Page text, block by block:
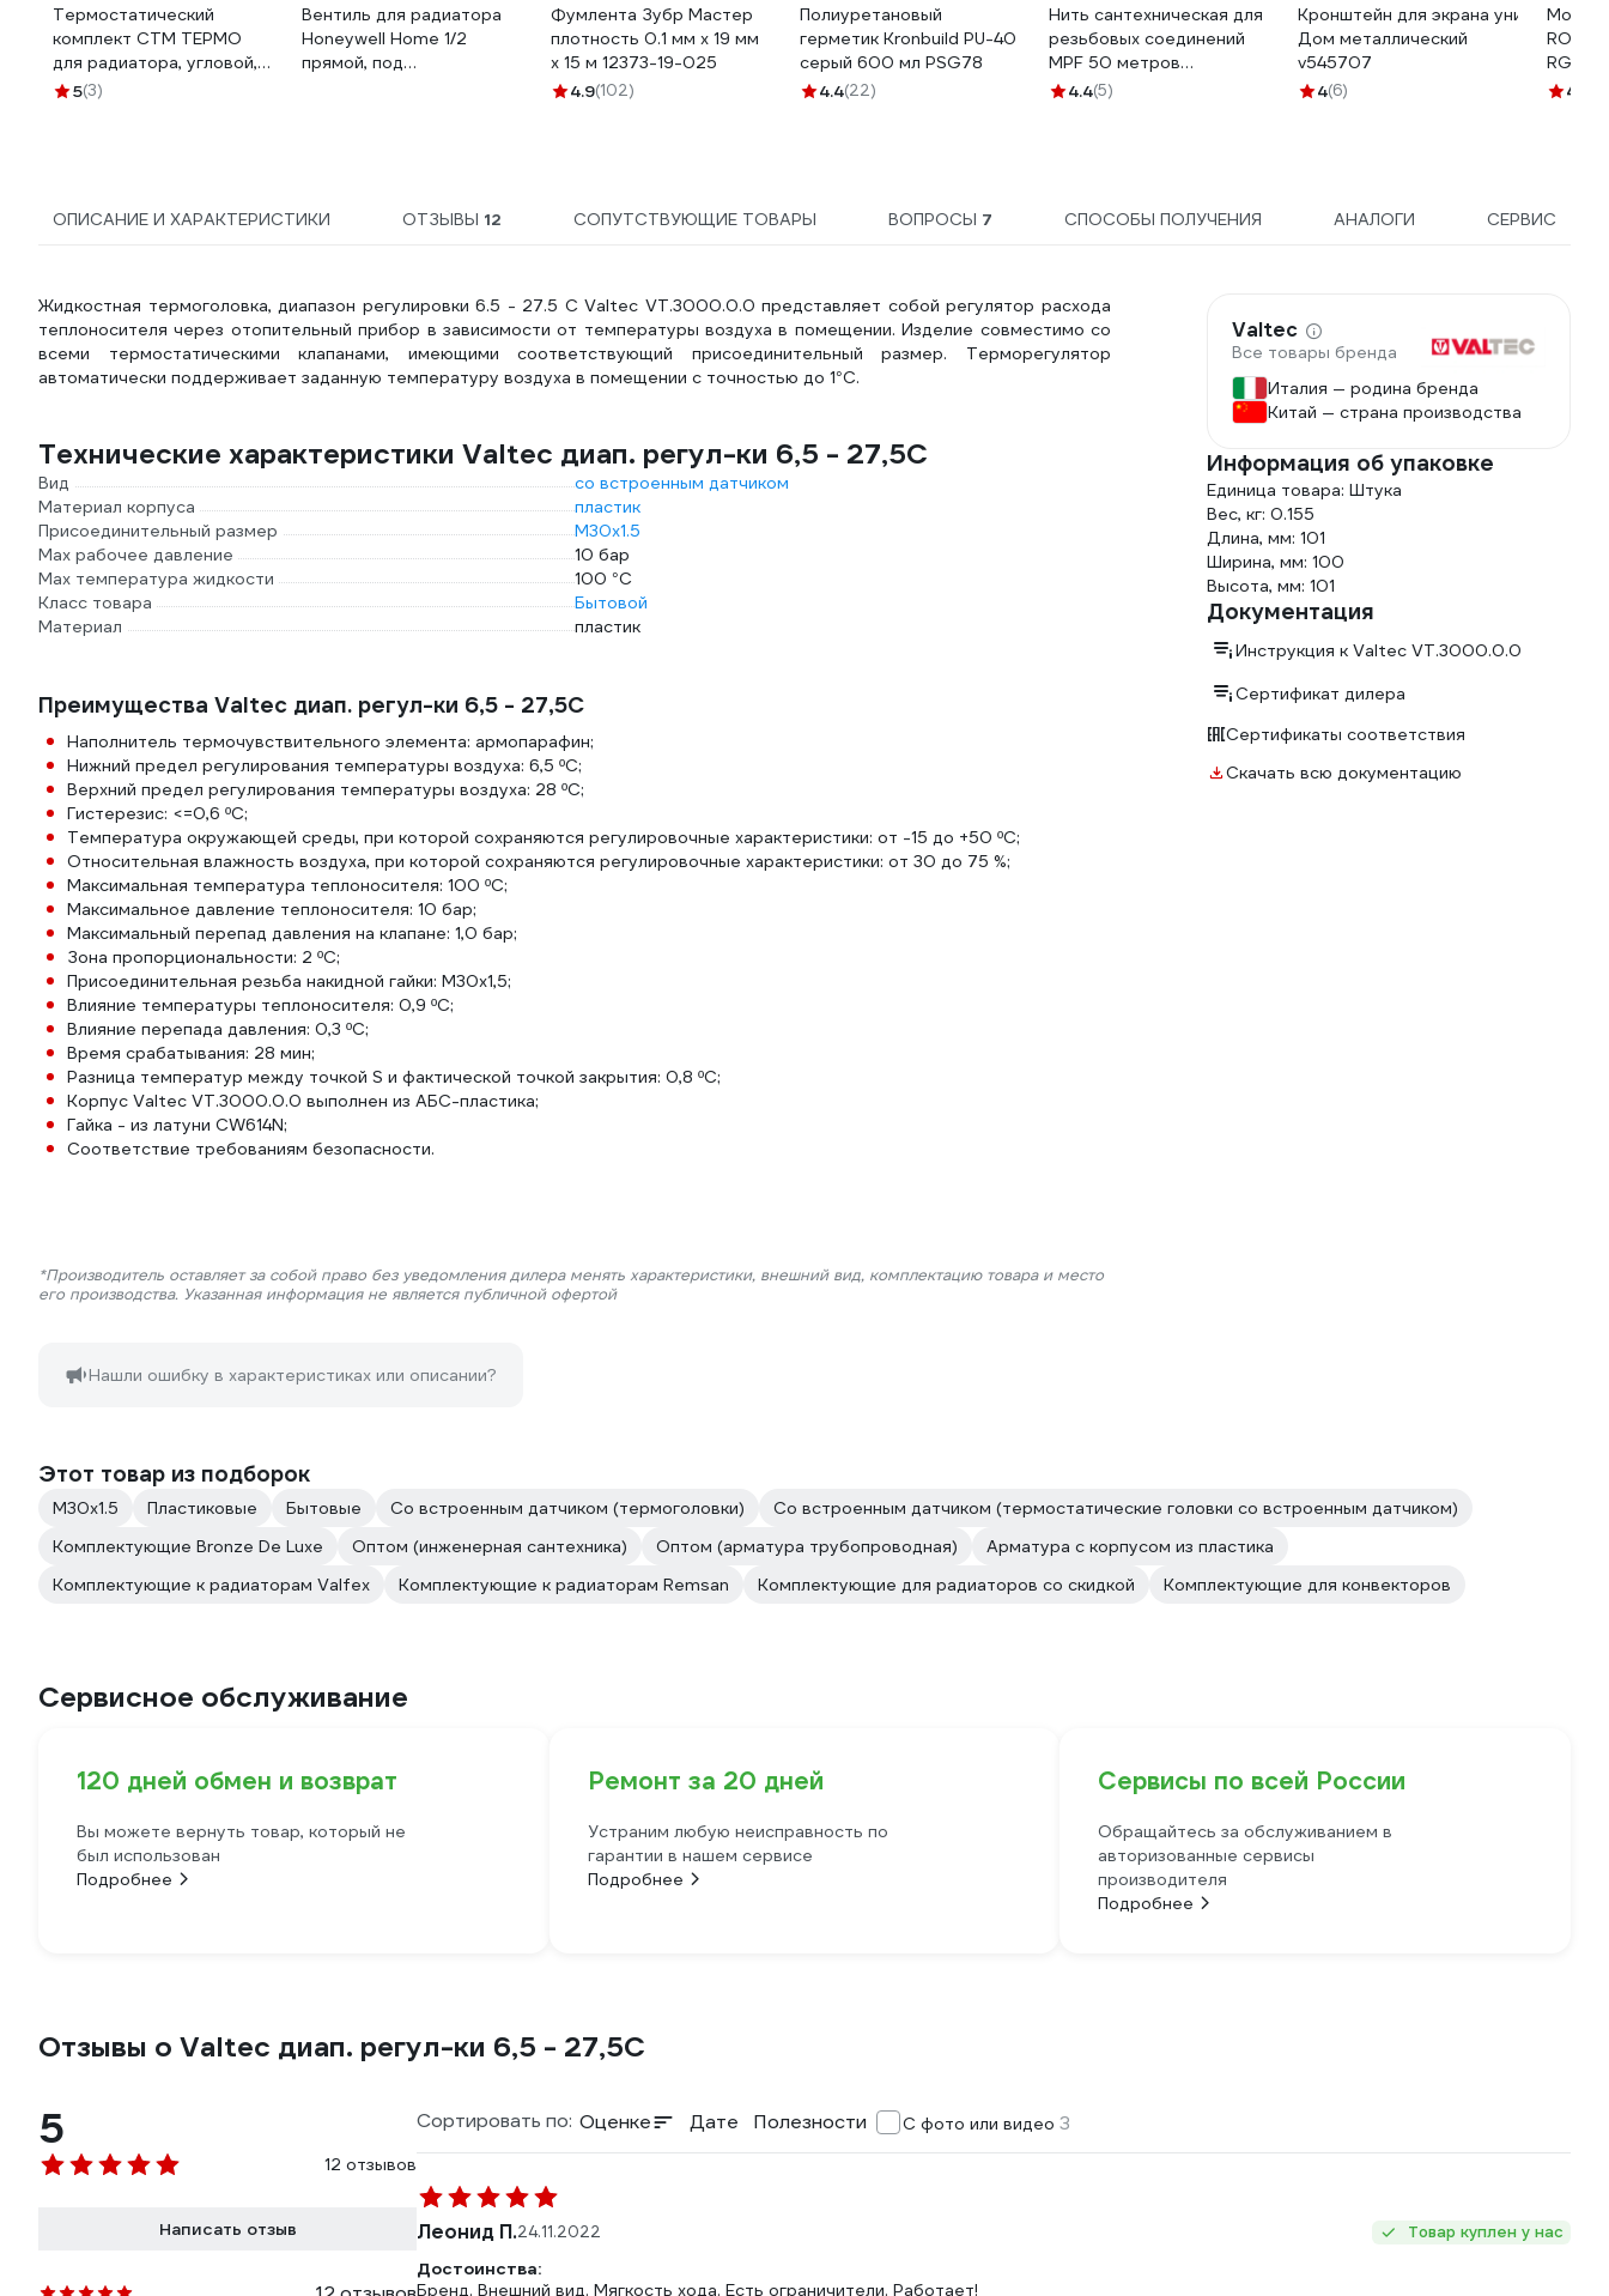
Термостатический
комплект СТМ ТЕРМО
для радиатора, угловой, в
блистере, 3/4" CARKTA34
5(3)
Вентиль для радиатора
Honeywell Home 1/2
прямой, под
Фумлента Зубр Мастер
плотность 0.1 мм х 19 мм
х 15 м 12373-19-025
4.9(102)
Полиуретановый
герметик Kronbuild PU-40
серый 600 мл PSG78
4.4(22)
Нить сантехническая для
резьбовых соединений
MPF 50 метров
ИС.131706.ИМ
4.4(5)
Кронштейн для экрана
Дом металлический
v545707
4(6)
4.6
ОПИСАНИЕ И ХАРАКТЕРИСТИКИ ОТЗЫВЫ 12 СОПУТСТВУЮЩИЕ ТОВАРЫ ВОПРОСЫ 7 СПОСОБЫ ПОЛУЧЕНИЯ АНАЛОГИ СЕРВИС
Жидкостная термоголовка, диапазон регулировки 6.5 - 27.5 C Valtec VT.3000.0.0 представляет собой регулятор расхода
теплоносителя через отопительный прибор в зависимости от температуры воздуха в помещении. Изделие совместимо со
всеми термостатическими клапанами, имеющими соответствующий присоединительный размер. Терморегулятор
автоматически поддерживает заданную температуру воздуха в помещении с точностью до 1°С.
Технические характеристики Valtec диап. регул-ки 6,5 - 27,5C
Вид
со встроенным датчиком
Материал корпуса
пластик
Присоединительный размер
М30х1.5
Мах рабочее давление
10 бар
Max температура жидкости
100 °С
Класс товара
Бытовой
Материал
пластик
Преимущества Valtec диап. регул-ки 6,5 - 27,5C
Наполнитель термочувствительного элемента: армопарафин;
Нижний предел регулирования температуры воздуха: 6,5 ºС;
Верхний предел регулирования температуры воздуха: 28 ºС;
Гистерезис: <=0,6 ºС;
Температура окружающей среды, при которой сохраняются регулировочные характеристики: от -15 до +50 ºС;
Относительная влажность воздуха, при которой сохраняются регулировочные характеристики: от 30 до 75 %;
Максимальная температура теплоносителя: 100 ºС;
Максимальное давление теплоносителя: 10 бар;
Максимальный перепад давления на клапане: 1,0 бар;
Зона пропорциональности: 2 ºС;
Присоединительная резьба накидной гайки: М30х1,5;
Влияние температуры теплоносителя: 0,9 ºС;
Влияние перепада давления: 0,3 ºС;
Время срабатывания: 28 мин;
Разница температур между точкой S и фактической точкой закрытия: 0,8 ºС;
Корпус Valtec VT.3000.0.0 выполнен из АБС-пластика;
Гайка - из латуни CW614N;
Соответствие требованиям безопасности.
*Производитель оставляет за собой право без уведомления дилера менять характеристики, внешний вид, комплектацию товара и место
его производства. Указанная информация не является публичной офертой
Нашли ошибку в характеристиках или описании?
Valtec
Все товары бренда
Италия — родина бренда
Китай — страна производства
Информация об упаковке
Единица товара: Штука
Вес, кг: 0.155
Длина, мм: 101
Ширина, мм: 100
Высота, мм: 101
Документация
Инструкция к Valtec VT.3000.0.0
Сертификат дилера
Сертификаты соответствия
Скачать всю документацию
Этот товар из подборок
М30х1.5 Пластиковые Бытовые Со встроенным датчиком (термоголовки)
Со встроенным датчиком (термостатические головки со встроенным датчиком)
Комплектующие Bronze De Luxe
Оптом (инженерная сантехника) Оптом (арматура трубопроводная)
Арматура с корпусом из пластика
Комплектующие к радиаторам Valfex
Комплектующие к радиаторам Remsan Комплектующие для радиаторов со скидкой Комплектующие для конвекторов
Сервисное обслуживание
120 дней обмен и возврат
Вы можете вернуть товар, который не
был использован
Подробнее
Ремонт за 20 дней
Устраним любую неисправность по
гарантии в нашем сервисе
Подробнее
Сервисы по всей России
Обращайтесь за обслуживанием в
авторизованные сервисы
производителя
Подробнее
Отзывы о Valtec диап. регул-ки 6,5 - 27,5C
5
12 отзывов
Написать отзыв
Сортировать по: Оценке Дате Полезности С фото или видео 3
Леонид П.24.11.2022 Товар куплен у нас
Достоинства:
Бренд. Внешний вид. Мягкость хода. Есть ограничители. Работает!